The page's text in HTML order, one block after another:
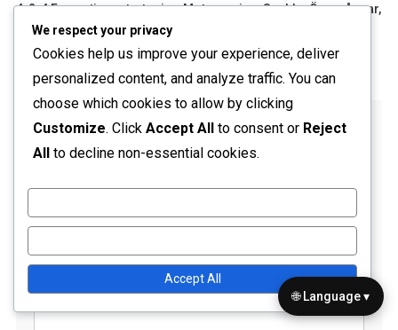
4-2-4 Formationsstrategier: Motpressing, Snabba Övergångar,
Utnyttja Luckor
05/02/2026 Leo Donovan
Leave a Reply
Your email address will not be published.
Comment*
We respect your privacy
Cookies help us improve your experience, deliver
personalized content, and analyze traffic. You can
choose which cookies to allow by clicking
Customize. Click Accept All to consent or Reject
All to decline non-essential cookies.
Accept All
🌐 Language ▾